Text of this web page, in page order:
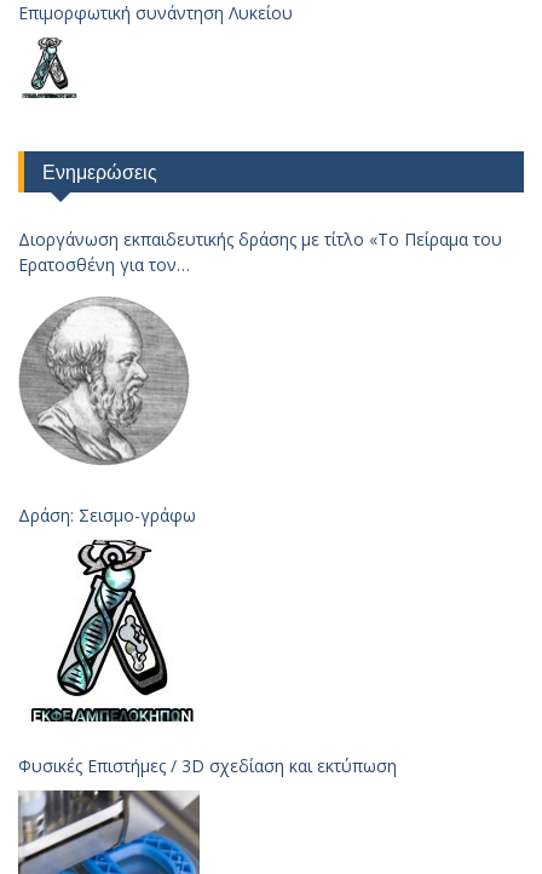
Επιμορφωτική συνάντηση Λυκείου
Ενημερώσεις
Διοργάνωση εκπαιδευτικής δράσης με τίτλο «Το Πείραμα του
Ερατοσθένη για τον
Δράση: Σεισμο-γράφω
Φυσικές Επιστήμες / 3D σχεδίαση και εκτύπωση